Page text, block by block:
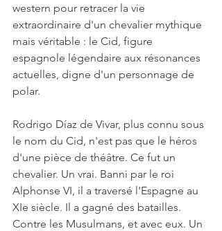
western pour retracer la vie
extraordinaire d'un chevalier mythique
mais véritable : le Cid, figure
espagnole légendaire aux résonances
actuelles, digne d'un personnage de
polar.
Rodrigo Díaz de Vivar, plus connu sous
le nom du Cid, n'est pas que le héros
d'une pièce de théâtre. Ce fut un
chevalier. Un vrai. Banni par le roi
Alphonse VI, il a traversé l'Espagne au
XIe siècle. Il a gagné des batailles.
Contre les Musulmans, et avec eux. Un